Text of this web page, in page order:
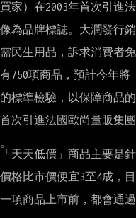
家）在2003年首次引進法
為品牌標誌。大潤發行銷
民生用品，訴求消費者免
750項商品，預計今年將
的標準檢驗，以保障商品的
次引進法國歐尚量販集團
天天低價」商品主要是針
格比市價便宜3至4成，目
項商品上市前，都會通過